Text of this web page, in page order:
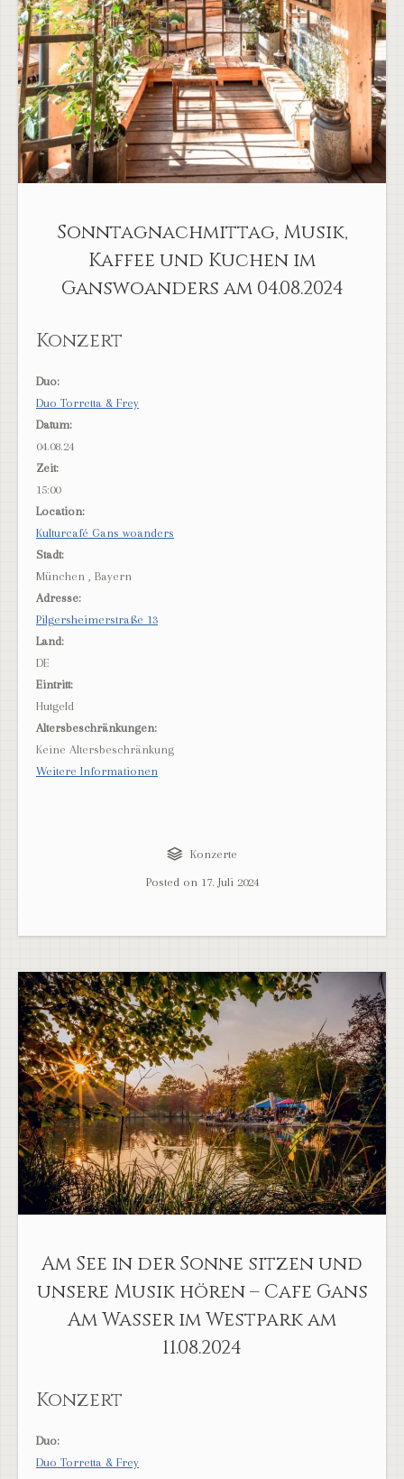
Sonntagnachmittag, Musik,
Kaffee und Kuchen im
Ganswoanders am 04.08.2024
Konzert
Duo:
Duo Torretta & Frey
Datum:
04.08.24
Zeit:
15:00
Location:
Kulturcafé Gans woanders
Stadt:
München , Bayern
Adresse:
Pilgersheimerstraße 13
Land:
DE
Eintritt:
Hutgeld
Altersbeschränkungen:
Keine Altersbeschränkung
Weitere Informationen
Konzerte
Posted on 17. Juli 2024
Am See in der Sonne sitzen und
unsere Musik hören – Cafe Gans
Am Wasser im Westpark am
11.08.2024
Konzert
Duo:
Duo Torretta & Frey